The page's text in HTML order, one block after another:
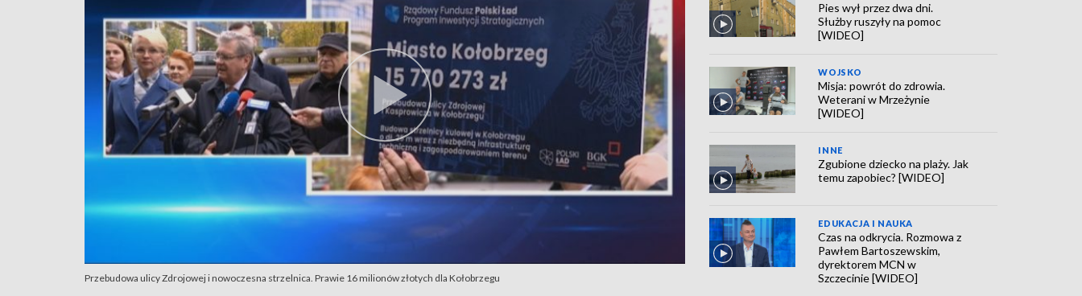
Przebudowa ulicy Zdrojowej i nowoczesna strzelnica. Prawie 16 milionów złotych dla Kołobrzegu
Pies wył przez dwa dni.
Służby ruszyły na pomoc
[WIDEO]
WOJSKO
Misja: powrót do zdrowia.
Weterani w Mrzeżynie
[WIDEO]
INNE
Zgubione dziecko na plaży. Jak
temu zapobiec? [WIDEO]
EDUKACJA I NAUKA
Czas na odkrycia. Rozmowa z
Pawłem Bartoszewskim,
dyrektorem MCN w
Szczecinie [WIDEO]